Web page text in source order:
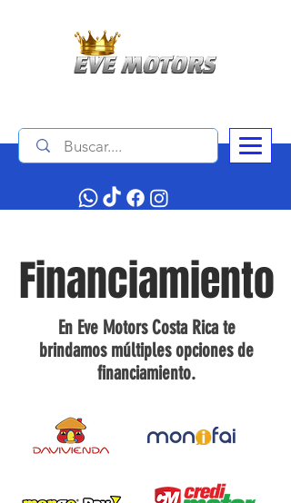
Financiamiento
En Eve Motors Costa Rica te
brindamos múltiples opciones de
financiamiento.